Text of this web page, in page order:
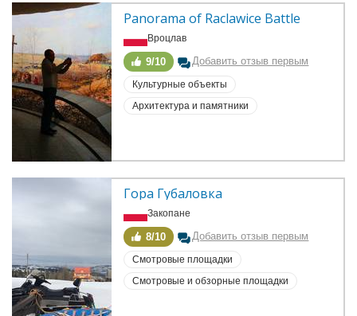
Panorama of Raclawice Battle
Вроцлав
9/10 Добавить отзыв первым
Культурные объекты
Архитектура и памятники
Гора Губаловка
Закопане
8/10 Добавить отзыв первым
Смотровые площадки
Смотровые и обзорные площадки